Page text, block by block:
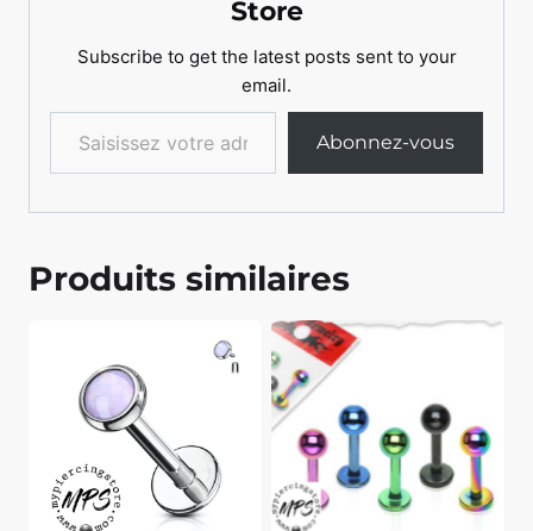
Store
Subscribe to get the latest posts sent to your
email.
Saisissez votre adresse e-mail…
Abonnez-vous
Produits similaires